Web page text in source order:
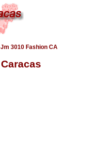
Jm 3010 Fashion CA